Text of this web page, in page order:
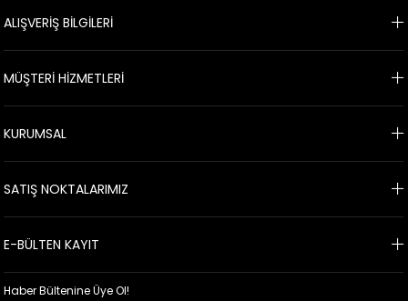
ALIŞVERİŞ BİLGİLERİ
MÜŞTERİ HİZMETLERİ
KURUMSAL
SATIŞ NOKTALARIMIZ
E-BÜLTEN KAYIT
Haber Bültenine Üye Ol!